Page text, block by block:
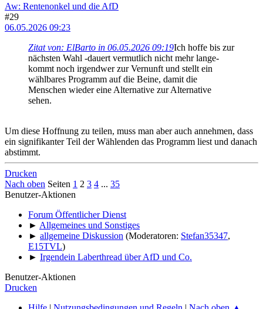
Aw: Rentenonkel und die AfD
#29
06.05.2026 09:23
Zitat von: ElBarto in 06.05.2026 09:19Ich hoffe bis zur
nächsten Wahl -dauert vermutlich nicht mehr lange-
kommt noch irgendwer zur Vernunft und stellt ein
wählbares Programm auf die Beine, damit die
Menschen wieder eine Alternative zur Alternative
sehen.
Um diese Hoffnung zu teilen, muss man aber auch annehmen, dass
ein signifikanter Teil der Wählenden das Programm liest und danach
abstimmt.
Drucken
Nach oben Seiten 1 2 3 4 ... 35
Benutzer-Aktionen
Forum Öffentlicher Dienst
► Allgemeines und Sonstiges
► allgemeine Diskussion (Moderatoren: Stefan35347,
E15TVL)
► Irgendein Laberthread über AfD und Co.
Benutzer-Aktionen
Drucken